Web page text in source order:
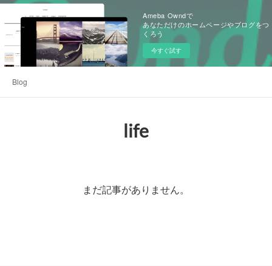
Ameba Owndで
あなただけのホームページやブログをつ
くろう
今すぐ試す
Blog
life
まだ記事がありません。